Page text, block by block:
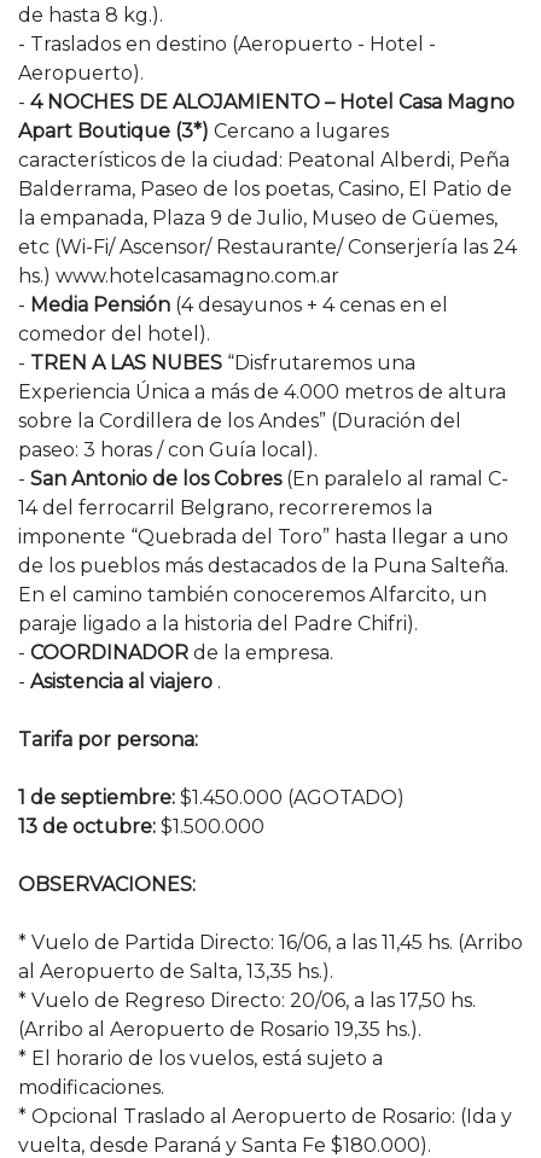
de hasta 8 kg.).
- Traslados en destino (Aeropuerto - Hotel -
Aeropuerto).
- 4 NOCHES DE ALOJAMIENTO – Hotel Casa Magno
Apart Boutique (3*) Cercano a lugares
característicos de la ciudad: Peatonal Alberdi, Peña
Balderrama, Paseo de los poetas, Casino, El Patio de
la empanada, Plaza 9 de Julio, Museo de Güemes,
etc (Wi-Fi/ Ascensor/ Restaurante/ Conserjería las 24
hs.) www.hotelcasamagno.com.ar
- Media Pensión (4 desayunos + 4 cenas en el
comedor del hotel).
- TREN A LAS NUBES “Disfrutaremos una
Experiencia Única a más de 4.000 metros de altura
sobre la Cordillera de los Andes” (Duración del
paseo: 3 horas / con Guía local).
- San Antonio de los Cobres(En paralelo al ramal C-
14 del ferrocarril Belgrano, recorreremos la
imponente “Quebrada del Toro” hasta llegar a uno
de los pueblos más destacados de la Puna Salteña.
En el camino también conoceremos Alfarcito, un
paraje ligado a la historia del Padre Chifri).
- COORDINADOR de la empresa.
- Asistencia al viajero .
Tarifa por persona:
1 de septiembre: $1.450.000 (AGOTADO)
13 de octubre: $1.500.000
OBSERVACIONES:
* Vuelo de Partida Directo: 16/06, a las 11,45 hs. (Arribo
al Aeropuerto de Salta, 13,35 hs.).
* Vuelo de Regreso Directo: 20/06, a las 17,50 hs.
(Arribo al Aeropuerto de Rosario 19,35 hs.).
* El horario de los vuelos, está sujeto a
modificaciones.
* Opcional Traslado al Aeropuerto de Rosario: (Ida y
vuelta, desde Paraná y Santa Fe $180.000).